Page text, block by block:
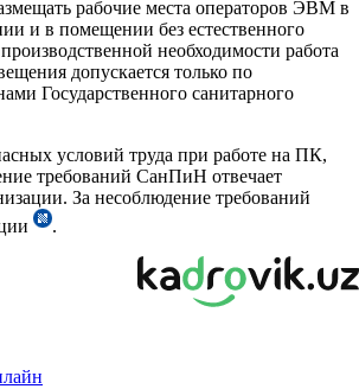
рабочие места операторов ЭВМ в
и в помещении без естественного
необходимости работа
допускается только по
Государственного санитарного
условий труда при работе на ПК,
требований СанПиН отвечает
За несоблюдение требований
.